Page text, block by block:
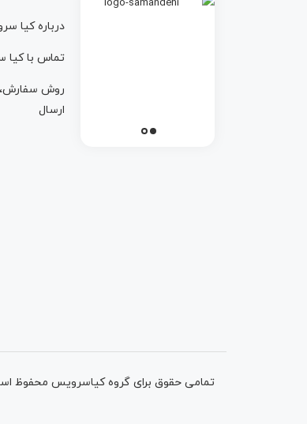
درباره کيا
تماس با
روش سفارش،
ارسال
تمامی حقوق برای گروه کیاسرویس محفوظ